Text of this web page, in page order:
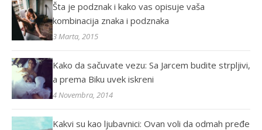
Šta je podznak i kako vas opisuje vaša
kombinacija znaka i podznaka
3 Marta, 2015
Kako da sačuvate vezu: Sa Jarcem budite strpljivi,
a prema Biku uvek iskreni
4 Novembra, 2014
Kakvi su kao ljubavnici: Ovan voli da odmah pređe